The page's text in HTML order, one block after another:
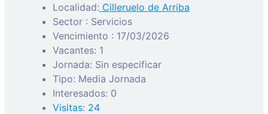
Localidad: Cilleruelo de Arriba
Sector : Servicios
Vencimiento : 17/03/2026
Vacantes: 1
Jornada: Sin especificar
Tipo: Media Jornada
Interesados: 0
Visitas: 24